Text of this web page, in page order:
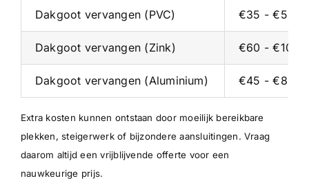
Dakgoot vervangen (PVC) €35 - €55
Dakgoot vervangen (Zink) €60 - €100
Dakgoot vervangen (Aluminium) €45 - €80
Extra kosten kunnen ontstaan door moeilijk bereikbare
plekken, steigerwerk of bijzondere aansluitingen. Vraag
daarom altijd een vrijblijvende offerte voor een
nauwkeurige prijs.